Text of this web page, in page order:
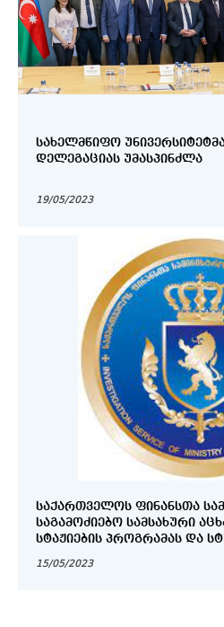
ᲡᲐᲮᲔᲚᲛᲬᲘᲤᲝ
ᲓᲔᲚᲔᲒᲐᲪᲘᲐᲡ ᲣᲛᲐᲡᲞᲘᲜᲫᲚᲐ
19/05/2023
ᲡᲐᲥᲐᲠᲗᲕᲔᲚᲝᲡ ᲤᲘᲜᲐᲜᲡᲗᲐ
ᲡᲐᲒᲐᲛᲝᲫᲘᲔᲑᲝ ᲡᲐᲛᲡᲐᲮᲣᲠᲘ
ᲡᲢᲐᲟᲘᲔᲑᲘᲡ ᲞᲠᲝᲒᲠᲐᲛᲐᲡ ᲓᲐ
15/05/2023